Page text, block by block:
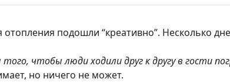
подошли “креативно”. Несколько
чтобы люди ходили друг к другу в гости
но ничего не может.